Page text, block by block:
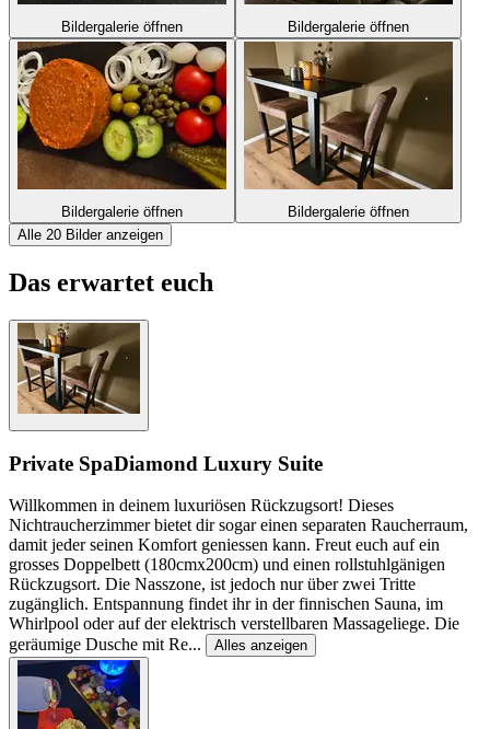
Bildergalerie öffnen Bildergalerie öffnen
Bildergalerie öffnen
Bildergalerie öffnen
Alle 20 Bilder anzeigen
Das erwartet euch
Private SpaDiamond Luxury Suite
Willkommen in deinem luxuriösen Rückzugsort! Dieses
Nichtraucherzimmer bietet dir sogar einen separaten Raucherraum,
damit jeder seinen Komfort geniessen kann. Freut euch auf ein
grosses Doppelbett (180cmx200cm) und einen rollstuhlgänigen
Rückzugsort. Die Nasszone, ist jedoch nur über zwei Tritte
zugänglich. Entspannung findet ihr in der finnischen Sauna, im
Whirlpool oder auf der elektrisch verstellbaren Massageliege. Die
geräumige Dusche mit Re... Alles anzeigen